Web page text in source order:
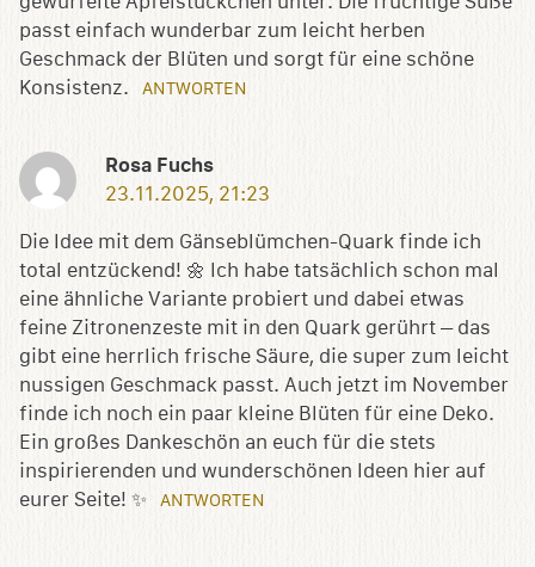
passt einfach wunderbar zum leicht herben
Geschmack der Blüten und sorgt für eine schöne
Konsistenz.
ANTWORTEN
Rosa Fuchs
23.11.2025, 21:23
Die Idee mit dem Gänseblümchen-Quark finde ich
total entzückend! 🌼 Ich habe tatsächlich schon mal
eine ähnliche Variante probiert und dabei etwas
feine Zitronenzeste mit in den Quark gerührt – das
gibt eine herrlich frische Säure, die super zum leicht
nussigen Geschmack passt. Auch jetzt im November
finde ich noch ein paar kleine Blüten für eine Deko.
Ein großes Dankeschön an euch für die stets
inspirierenden und wunderschönen Ideen hier auf
eurer Seite! ✨
ANTWORTEN